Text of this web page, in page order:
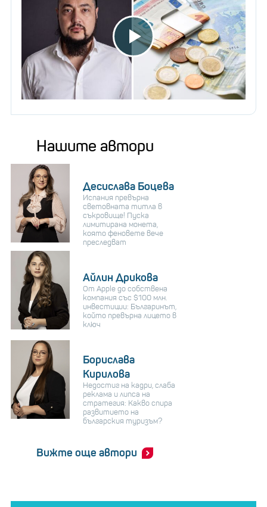
Нашите автори
Десислава Боцева
Испания превърна
световната титла в
съкровище! Пуска
лимитирана монета,
която феновете вече
преследват
Айлин Дрикова
От Apple до собствена
компания със $100 млн.
инвестиции: Българинът,
който превърна лицето в
ключ
Борислава
Кирилова
Недостиг на кадри, слаба
реклама и липса на
стратегия: Какво спира
развитието на
българския туризъм?
Вижте още автори